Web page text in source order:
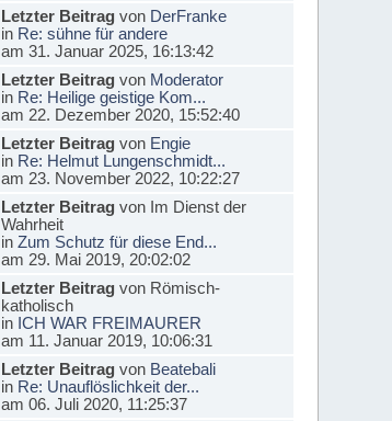
Letzter Beitragvon DerFranke
in Re: sühne für andere
am 31. Januar 2025, 16:13:42
Letzter Beitragvon Moderator
in Re: Heilige geistige Kom...
am 22. Dezember 2020, 15:52:40
Letzter Beitragvon Engie
in Re: Helmut Lungenschmidt...
am 23. November 2022, 10:22:27
Letzter Beitragvon Im Dienst der
Wahrheit
in Zum Schutz für diese End...
am 29. Mai 2019, 20:02:02
Letzter Beitragvon Römisch-
katholisch
in ICH WAR FREIMAURER
am 11. Januar 2019, 10:06:31
Letzter Beitragvon Beatebali
in Re: Unauflöslichkeit der...
am 06. Juli 2020, 11:25:37